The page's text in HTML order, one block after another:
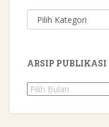
Kategori
Publikasi
ARSIP PUBLIKASI
Arsip